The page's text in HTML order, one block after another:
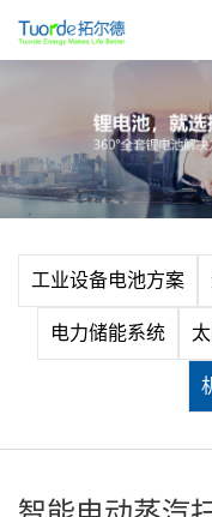
工业设备电池方案
电力储能系统